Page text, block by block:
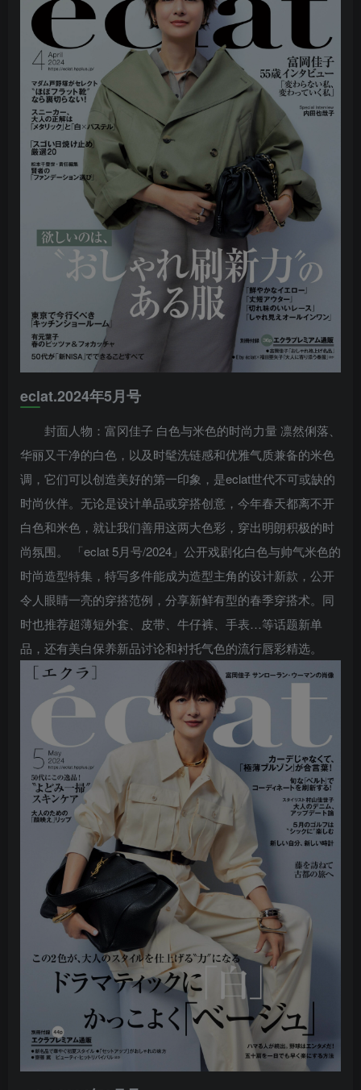
eclat.2024年5月号
封面人物：富冈佳子 白色与米色的时尚力量 凛然俐落、
华丽又干净的白色，以及时髦洗链感和优雅气质兼备的米色
调，它们可以创造美好的第一印象，是eclat世代不可或缺的
时尚伙伴。无论是设计单品或穿搭创意，今年春天都离不开
白色和米色，就让我们善用这两大色彩，穿出明朗积极的时
尚氛围。 「eclat 5月号/2024」公开戏剧化白色与帅气米色的
时尚造型特集，特写多件能成为造型主角的设计新款，公开
令人眼睛一亮的穿搭范例，分享新鲜有型的春季穿搭术。同
时也推荐超薄短外套、皮带、牛仔裤、手表…等话题新单
品，还有美白保养新品讨论和衬托气色的流行唇彩精选。